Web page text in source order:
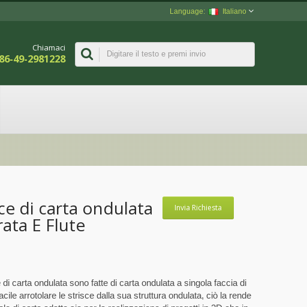
Italiano
Chiamaci
49-2981228
Invia Richiesta
di carta ondulata
E Flute
di carta ondulata sono fatte di carta ondulata a singola faccia di
arrotolare le strisce dalla sua struttura ondulata, ciò la rende